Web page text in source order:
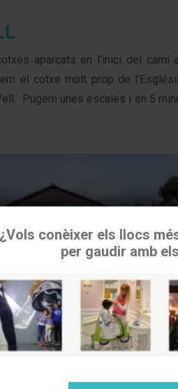
aparcats en l’inici del camí
el cotxe molt prop de
Pugem unes escales i en 5
Utilizamos cookies para asegurar
usuario en
web. Si continúas utilizando este
ACEPTAR
¿Vols conèixer els llocs
per gaudir amb